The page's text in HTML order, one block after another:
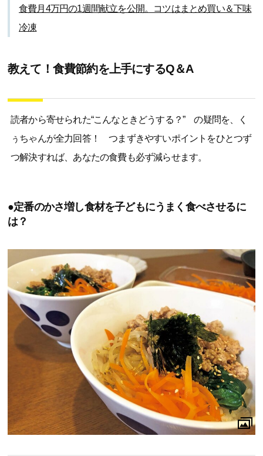
食費月4万円の1週間献立を公開。コツはまとめ買い＆下味
冷凍
教えて！食費節約を上手にするQ＆A
読者から寄せられた“こんなときどうする？” の疑問を、く
ぅちゃんが全力回答！ つまずきやすいポイントをひとつず
つ解決すれば、あなたの食費も必ず減らせます。
●定番のかさ増し食材を子どもにうまく食べさせるに
は？